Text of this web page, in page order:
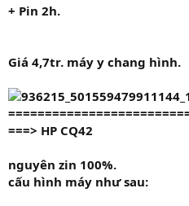
+ Pin 2h.
Giá 4,7tr. máy y chang hình.
===> HP CQ42
nguyên zin 100%.
cấu hình máy như sau: